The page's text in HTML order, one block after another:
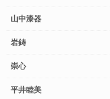
山中漆器
岩鋳
崇心
平井睦美